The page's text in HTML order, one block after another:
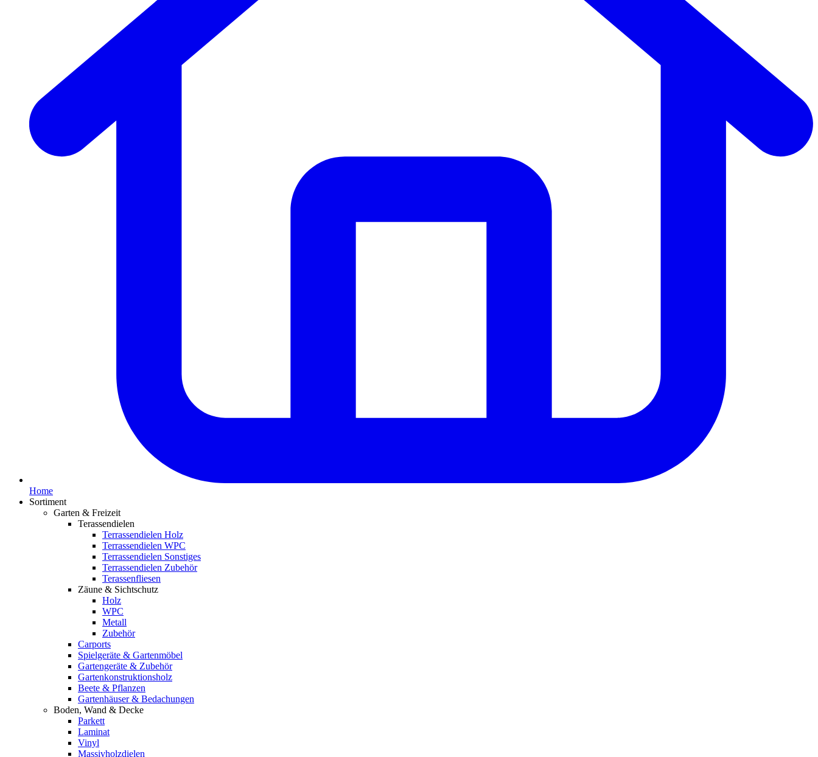
Home
Sortiment
Garten & Freizeit
Terassendielen
Terrassendielen Holz
Terrassendielen WPC
Terrassendielen Sonstiges
Terrassendielen Zubehör
Terassenfliesen
Zäune & Sichtschutz
Holz
WPC
Metall
Zubehör
Carports
Spielgeräte & Gartenmöbel
Gartengeräte & Zubehör
Gartenkonstruktionsholz
Beete & Pflanzen
Gartenhäuser & Bedachungen
Boden, Wand & Decke
Parkett
Laminat
Vinyl
Massivholzdielen